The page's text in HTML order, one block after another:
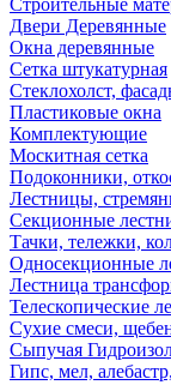
Строительные
Двери Деревянные
Окна деревянные
Сетка штукатурная
Стеклохолст,
Пластиковые окна
Комплектующие
Москитная сетка
Подоконники,
Лестницы,
Секционные
Тачки, тележки,
Односекционные
Лестница
Телескопические
Сухие смеси,
Сыпучая
Гипс, мел,